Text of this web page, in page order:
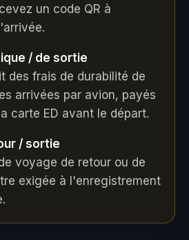
un code QR à
/ de sortie
des frais de durabilité de
arrivées par avion, payés
carte ED avant le départ.
/ sortie
voyage de retour ou de
exigée à l'enregistrement